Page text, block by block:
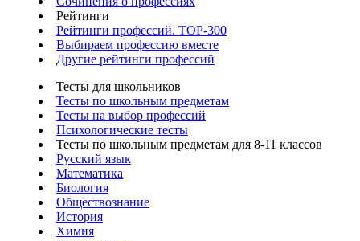
Рейтинги
Рейтинги профессий. TOP-300
Выбираем профессию вместе
Другие рейтинги профессий
Тесты для школьников
Тесты по школьным предметам
Тесты на выбор профессий
Психологические тесты
Тесты по школьным предметам для 8-11 классов
Русский язык
Математика
Биология
Обществознание
История
Химия